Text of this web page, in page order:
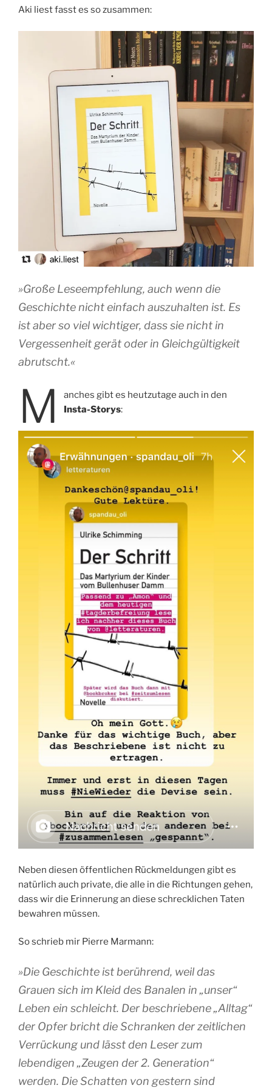
Aki liest fasst es so zusammen:
»Große Leseempfehlung, auch wenn die
Geschichte nicht einfach auszuhalten ist. Es
ist aber so viel wichtiger, dass sie nicht in
Vergessenheit gerät oder in Gleichgültigkeit
abrutscht.«
M
anches gibt es heutzutage auch in den
Insta-Storys:
Neben diesen öffentlichen Rückmeldungen gibt es
natürlich auch private, die alle in die Richtungen gehen,
dass wir die Erinnerung an diese schrecklichen Taten
bewahren müssen.
So schrieb mir Pierre Marmann:
»Die Geschichte ist berührend, weil das
Grauen sich im Kleid des Banalen in „unser“
Leben ein schleicht. Der beschriebene „Alltag“
der Opfer bricht die Schranken der zeitlichen
Verrückung und lässt den Leser zum
lebendigen „Zeugen der 2. Generation“
werden. Die Schatten von gestern sind